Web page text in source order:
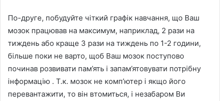
По-друге, побудуйте чіткий графік навчання, що Ваш
мозок працював на максимум, наприклад, 2 рази на
тиждень або краще 3 рази на тиждень по 1-2 години,
більше поки не варто, щоб Ваш мозок поступово
починав розвивати пам’ять і запам’ятовувати потрібну
інформацію . Т.к. мозок не комп’ютер і якщо його
перевантажити, то він втомиться, і незабаром Ви